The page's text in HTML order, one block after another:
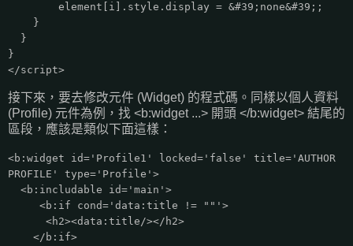
element[i].style.display = &#39;none&#39;;
}
}
}
</script>
接下來，要去修改元件 (Widget) 的程式碼。同樣以個人資料
(Profile) 元件為例，找 <b:widget ...> 開頭 </b:widget> 結尾的
區段，應該是類似下面這樣：
<b:widget id='Profile1' locked='false' title='AUTHOR
PROFILE' type='Profile'>
<b:includable id='main'>
<b:if cond='data:title != ""'>
<h2><data:title/></h2>
</b:if>